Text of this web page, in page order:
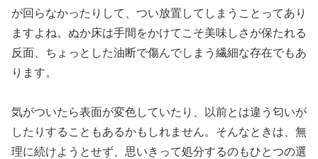
が回らなかったりして、つい放置してしまうことってあり
ますよね。ぬか床は手間をかけてこそ美味しさが保たれる
反面、ちょっとした油断で傷んでしまう繊細な存在でもあ
ります。
気がついたら表面が変色していたり、以前とは違う匂いが
したりすることもあるかもしれません。そんなときは、無
理に続けようとせず、思いきって処分するのもひとつの選